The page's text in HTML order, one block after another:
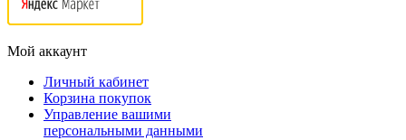
Мой аккаунт
Личный кабинет
Корзина покупок
Управление вашими
персональными данными